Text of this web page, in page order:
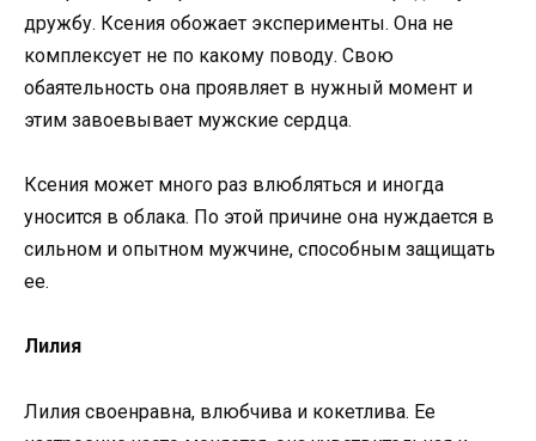
дружбу. Ксения обожает эксперименты. Она не
комплексует не по какому поводу. Свою
обаятельность она проявляет в нужный момент и
этим завоевывает мужские сердца.
Ксения может много раз влюбляться и иногда
уносится в облака. По этой причине она нуждается в
сильном и опытном мужчине, способным защищать
ее.
Лилия
Лилия своенравна, влюбчива и кокетлива. Ее